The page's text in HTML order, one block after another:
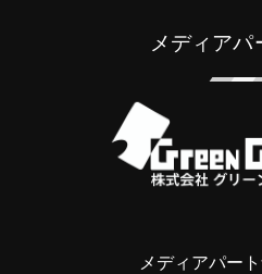
メディアパ
メディアパー